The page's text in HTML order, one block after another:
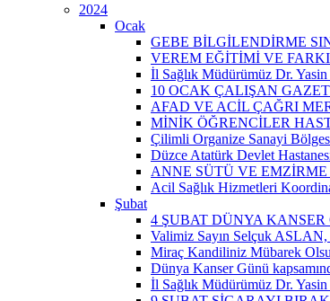
2024
Ocak
GEBE BİLGİLENDİRME
VEREM EĞİTİMİ VE
İl Sağlık Müdürümüz Dr.
10 OCAK ÇALIŞAN
AFAD VE ACİL ÇAĞRI
MİNİK ÖĞRENCİLER
Çilimli Organize Sanayi
Düzce Atatürk Devlet
ANNE SÜTÜ VE
Acil Sağlık Hizmetleri
Şubat
4 ŞUBAT DÜNYA KANSER
Valimiz Sayın Selçuk
Miraç Kandiliniz Mübarek
Dünya Kanser Günü
İl Sağlık Müdürümüz Dr.